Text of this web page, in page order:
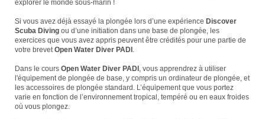
explorer le monde sous-marin !
Si vous avez déjà essayé la plongée lors d’une expérience Discover
Scuba Diving ou d’une initiation dans une base de plongée, les
exercices que vous avez appris peuvent être crédités pour une partie de
votre brevetOpen Water Diver PADI .
Dans le cours Open Water Diver PADI , vous apprendrez à utiliser
l'équipement de plongée de base, y compris un ordinateur de plongée, et
les accessoires de plongée standard. L’équipement que vous portez
varie en fonction de l’environnement tropical, tempéré ou en eaux froides
où vous plongez.